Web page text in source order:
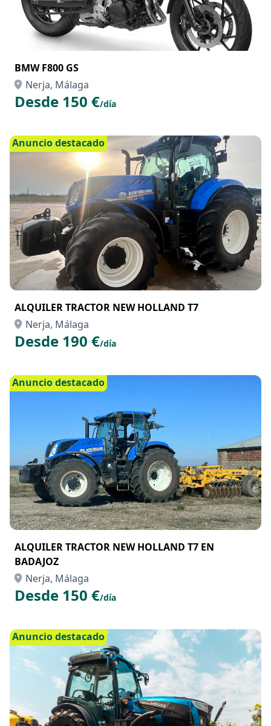
BMW F800 GS
Nerja, Málaga
Desde 150 €/día
Anuncio destacado
ALQUILER TRACTOR NEW HOLLAND T7
Nerja, Málaga
Desde 190 €/día
Anuncio destacado
ALQUILER TRACTOR NEW HOLLAND T7 EN
BADAJOZ
Nerja, Málaga
Desde 150 €/día
Anuncio destacado